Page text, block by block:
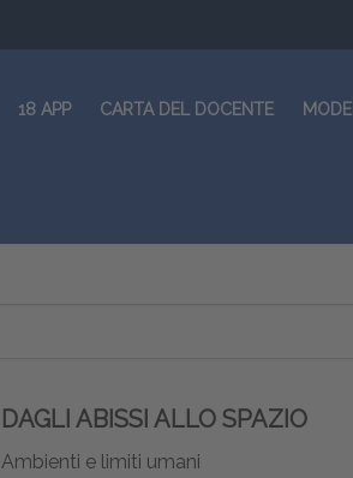
18 APP CARTA DEL DOCENTE
DAGLI ABISSI ALLO SPAZIO
Ambienti e limiti umani